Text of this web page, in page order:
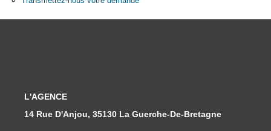
L'AGENCE
14 Rue D'Anjou, 35130 La Guerche-De-Bretagne